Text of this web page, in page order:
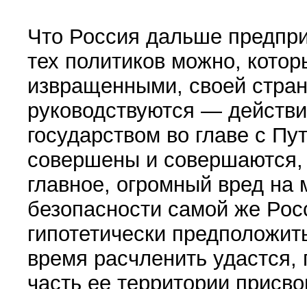
Что Россия дальше
тех политиков можно,
извращенными, своей
руководствуются —
государством во главе с
совершены и
главное, огромный вред на
безопасности самой же
гипотетически
время расчленить удастся,
часть ее территории